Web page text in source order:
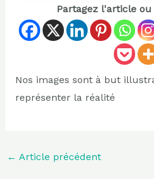
Partagez l'article
Nos images sont à but
représenter la réalité
← Article précédent